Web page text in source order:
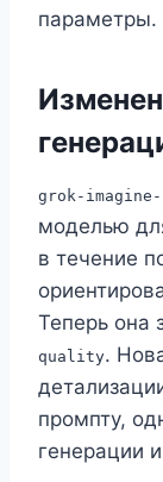
параметры.
grok-imagine-
моделью
в течение
Теперь она
quality.
промпту,
генерации